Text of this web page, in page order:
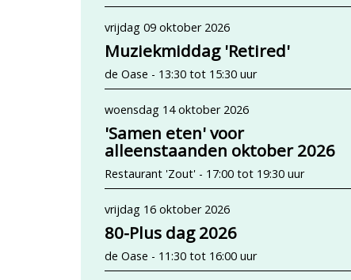
vrijdag 09 oktober 2026
Muziekmiddag 'Retired'
de Oase - 13:30 tot 15:30 uur
woensdag 14 oktober 2026
'Samen eten' voor
alleenstaanden oktober 2026
Restaurant 'Zout' - 17:00 tot 19:30 uur
vrijdag 16 oktober 2026
80-Plus dag 2026
de Oase - 11:30 tot 16:00 uur